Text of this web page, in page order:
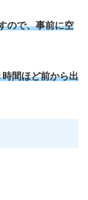
ので、事前に空
間ほど前から出